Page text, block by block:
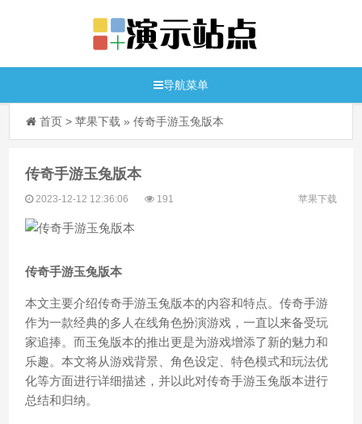
导航菜单
首页 >苹果下载 »传奇手游玉兔版本
传奇手游玉兔版本
2023-12-12 12:36:06 191 苹果下载
传奇手游玉兔版本
本文主要介绍传奇手游玉兔版本的内容和特点。传奇手游
作为一款经典的多人在线角色扮演游戏，一直以来备受玩
家追捧。而玉兔版本的推出更是为游戏增添了新的魅力和
乐趣。本文将从游戏背景、角色设定、特色模式和玩法优
化等方面进行详细描述，并以此对传奇手游玉兔版本进行
总结和归纳。